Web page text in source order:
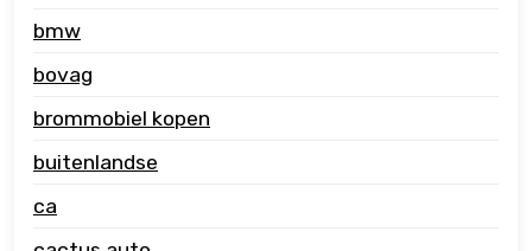
bmw
bovag
brommobiel kopen
buitenlandse
ca